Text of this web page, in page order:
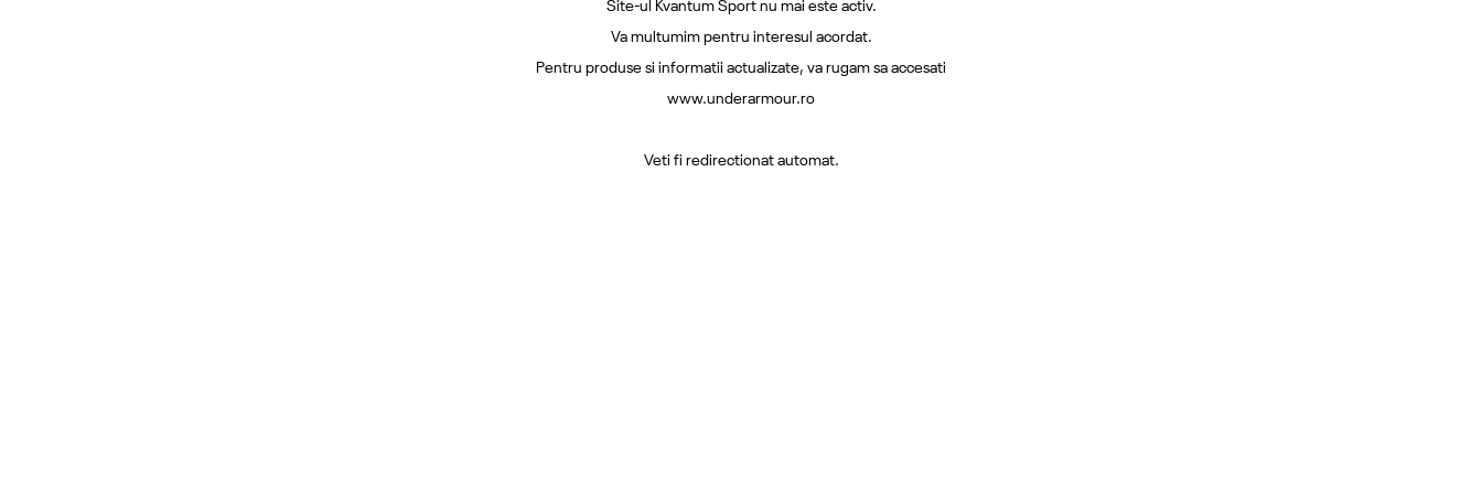
Site-ul Kvantum Sport nu mai este activ.
Va multumim pentru interesul acordat.
Pentru produse si informatii actualizate, va rugam sa accesati
www.underarmour.ro
Veti fi redirectionat automat.